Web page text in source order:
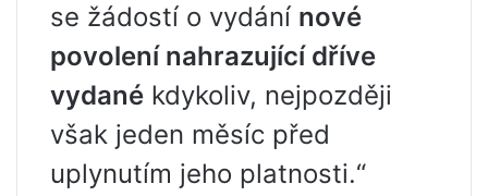
se žádostí o vydání nové
povolení nahrazující dříve
vydané kdykoliv, nejpozději
však jeden měsíc před
uplynutím jeho platnosti.“